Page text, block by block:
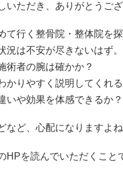
いただき、ありがとうござ
て行く整骨院・整体院を
況は不安が尽きないはず。
術者の腕は確かか？
かりやすく説明してくれ
いや効果を体感できるか？
など、心配になりますよね
HPを読んでいただくこと